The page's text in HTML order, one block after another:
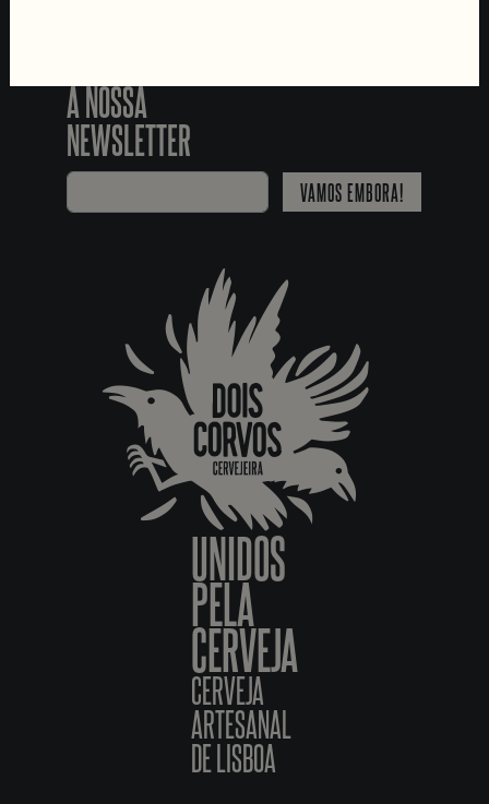
À NOSSA
NEWSLETTER
VAMOS EMBORA!
UNIDOS
PELA
CERVEJA
CERVEJA
ARTESANAL
DE LISBOA